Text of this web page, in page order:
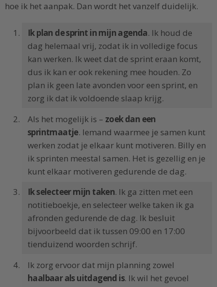
hoe ik het aanpak. Dan wordt het vanzelf duidelijk.
Ik plan de sprint in mijn agenda. Ik houd de
dag helemaal vrij, zodat ik in volledige focus
kan werken. Ik weet dat de sprint eraan komt,
dus ik kan er ook rekening mee houden. Zo
plan ik geen late avonden voor een sprint, en
zorg ik dat ik voldoende slaap krijg.
Als het mogelijk is – zoek dan een
sprintmaatje. Iemand waarmee je samen kunt
werken zodat je elkaar kunt motiveren. Billy en
ik sprinten meestal samen. Het is gezellig en je
kunt elkaar motiveren gedurende de dag.
Ik selecteer mijn taken. Ik ga zitten met een
notitieboekje, en selecteer welke taken ik ga
afronden gedurende de dag. Ik besluit
bijvoorbeeld dat ik tussen 09:00 en 17:00
tienduizend woorden schrijf.
Ik zorg ervoor dat mijn planning zowel
haalbaar als uitdagend is. Ik wil het gevoel